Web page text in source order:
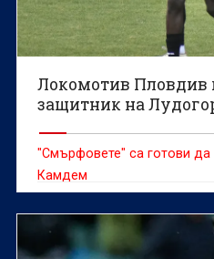
Локомотив Пловдив
защитник на
"Смърфовете" са готови
Камдем